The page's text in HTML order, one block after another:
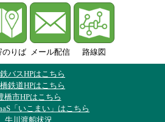
のりば メール配信 路線図
バスHPはこちら
鉄道HPはこちら
橋市HPはこちら
「いこまい」はこちら
牛川渡船状況